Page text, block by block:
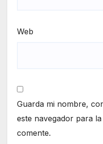
Web
Guarda mi nombre,
este navegador para
comente.